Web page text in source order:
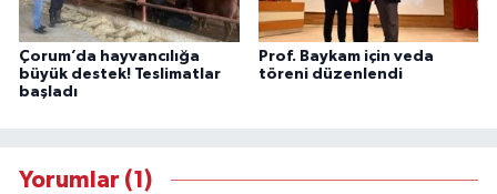
Çorum’da hayvancılığa
büyük destek! Teslimatlar
başladı
Prof. Baykam için veda
töreni düzenlendi
Yorumlar (1)